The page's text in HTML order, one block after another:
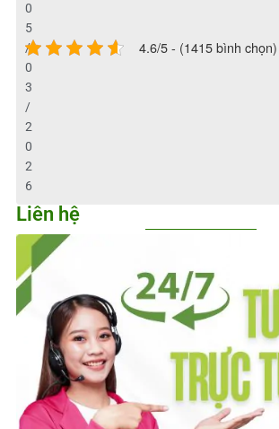
0
5
/
0
3
/
2
0
2
6
4.6/5 - (1415 bình chọn)
Liên hệ